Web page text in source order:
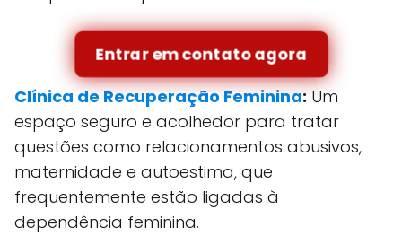
Entrar em contato agora
Clínica de Recuperação Feminina:Um
espaço seguro e acolhedor para tratar
questões como relacionamentos abusivos,
maternidade e autoestima, que
frequentemente estão ligadas à
dependência feminina.